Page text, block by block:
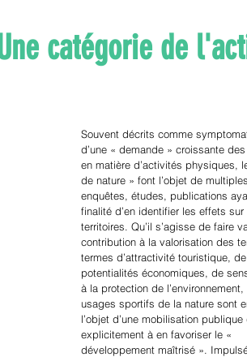
catégorie de
Souvent décrits comme
d’une « demande » croissante
en matière d’activités physiques,
de nature » font l’objet de multiples
enquêtes, études, publications
finalité d’en identifier les effets sur
territoires. Qu’il s’agisse de faire
contribution à la valorisation des
termes d’attractivité touristique, de
potentialités économiques, de
à la protection de l’environnement,
usages sportifs de la nature sont
l’objet d’une mobilisation
explicitement à en favoriser le «
développement maîtrisé ».